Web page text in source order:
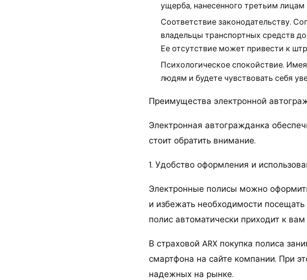
ущерба, нанесенного третьим лицам
Соответствие законодательству.
владельцы транспортных средств
Ее отсутствие может привести к
Психологическое спокойствие.
людям и будете чувствовать себя
Преимущества электронной
Электронная автогражданка
стоит обратить внимание.
1. Удобство оформления и
Электронные полисы можно
и избежать необходимости
полис автоматически приходит к
В страховой ARX покупка полиса
смартфона на сайте компании. При
надежных на рынке.